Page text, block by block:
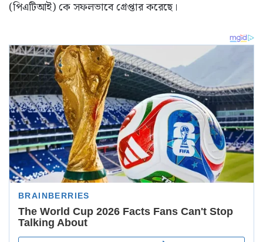
(পিএটিআই) কে সফলভাবে গ্রেপ্তার করেছে।